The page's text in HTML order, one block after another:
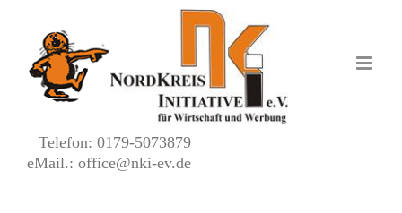
springen
Telefon: 0179-5073879
eMail.: office@nki-ev.de